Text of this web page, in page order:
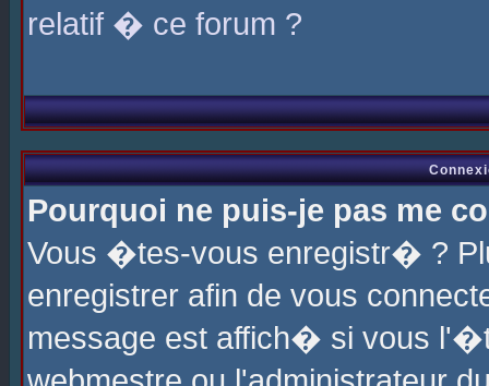
relatif � ce forum ?
Pourquoi ne puis-je pas me
Vous �tes-vous enregistr� ?
enregistrer afin de vous
message est affich� si vous